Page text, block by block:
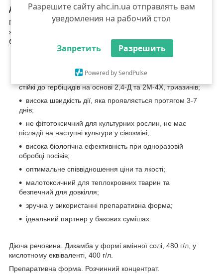
Разрешите сайту ahc.in.ua отправлять вам
уведомления на рабочий стол
Запретить Разрешить
Powered by SendPulse
ДИВО Н, РК®
Післясходовийгербіцидширокого спектру дії для захисту
зернових колосових культур та кукурудзи від однорічних та
багаторічних дводольних бур’янів.
селективний системний гербіцид для знищення
широкого спектру дводольних бур’янів, включаючи види
стійкі до гербіцидів на основі 2,4-Д та 2М-4Х, триазинів;
висока швидкість дії, яка проявляється протягом 3-7
днів;
не фітотоксичний для культурних рослин, не має
післядії на наступні культури у сівозміні;
висока біологічна ефективність при одноразовій
обробці посівів;
оптимальне співвідношення ціни та якості;
малотоксичний для теплокровних тварин та
безпечний для довкілля;
зручна у використанні препаративна форма;
ідеальний партнер у бакових сумішах.
Діюча речовина. Дикамба у формі амінної солі, 480 г/л, у
кислотному еквіваленті, 400 г/л.
Препаративна форма. Розчинний концентрат.